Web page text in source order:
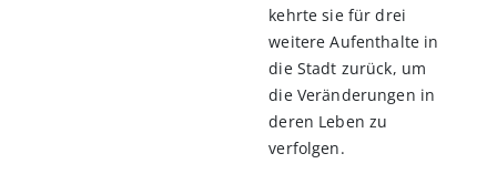
kehrte sie für drei
weitere ­Aufenthalte in
die Stadt zurück, um
die Veränderungen in
deren Leben zu
verfolgen.